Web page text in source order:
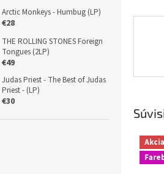
Arctic Monkeys - Humbug (LP)
€28
THE ROLLING STONES Foreign
Tongues (2LP)
€49
Judas Priest - The Best of Judas
Priest - (LP)
€30
Akcia